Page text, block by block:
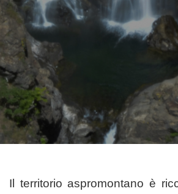
Il territorio aspromontano è